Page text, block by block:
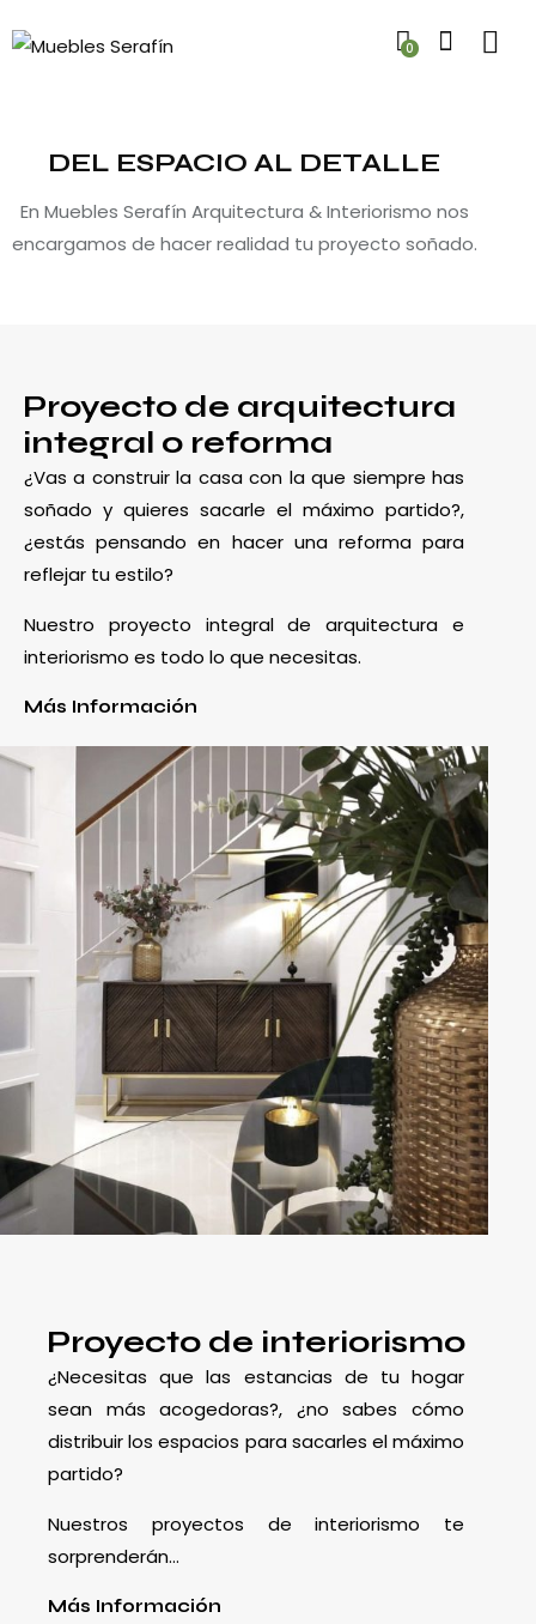
0
DEL ESPACIO AL DETALLE
En Muebles Serafín Arquitectura & Interiorismo nos
encargamos de hacer realidad tu proyecto soñado.
Proyecto de arquitectura
integral o reforma
¿Vas a construir la casa con la que siempre has
soñado y quieres sacarle el máximo partido?,
¿estás pensando en hacer una reforma para
reflejar tu estilo?
Nuestro proyecto integral de arquitectura e
interiorismo es todo lo que necesitas.
Más Información
Proyecto de interiorismo
¿Necesitas que las estancias de tu hogar
sean más acogedoras?, ¿no sabes cómo
distribuir los espacios para sacarles el máximo
partido?
Nuestros proyectos de interiorismo te
sorprenderán…
Más Información